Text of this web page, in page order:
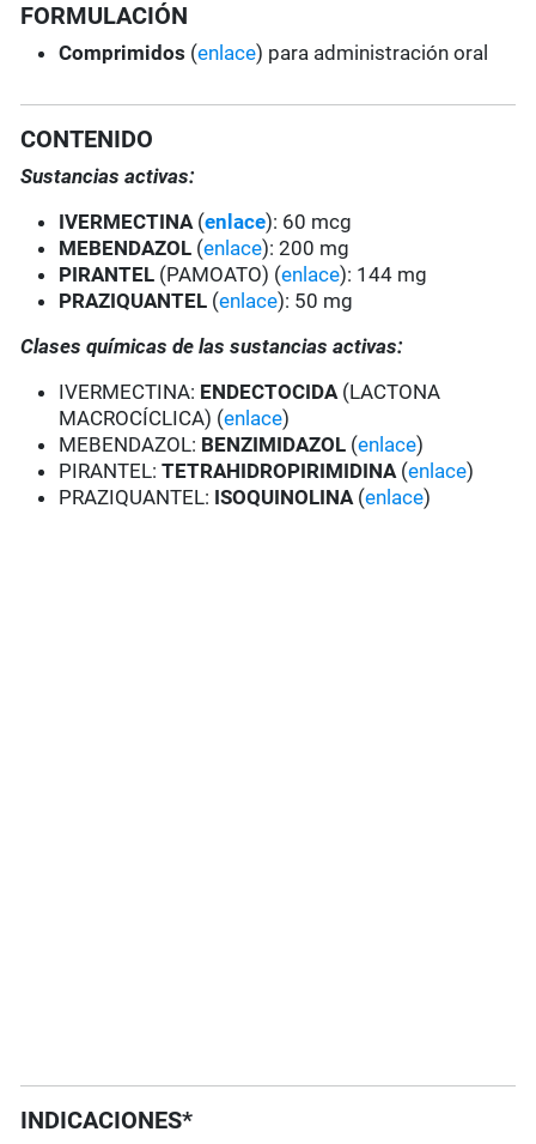
FORMULACIÓN
Comprimidos (enlace) para administración oral
CONTENIDO
Sustancias activas:
IVERMECTINA (enlace): 60 mcg
MEBENDAZOL (enlace): 200 mg
PIRANTEL (PAMOATO) (enlace): 144 mg
PRAZIQUANTEL (enlace): 50 mg
Clases químicas de las sustancias activas:
IVERMECTINA: ENDECTOCIDA(LACTONA
MACROCÍCLICA) (enlace)
MEBENDAZOL: BENZIMIDAZOL (enlace)
PIRANTEL:TETRAHIDROPIRIMIDINA(enlace)
PRAZIQUANTEL: ISOQUINOLINA(enlace)
INDICACIONES*